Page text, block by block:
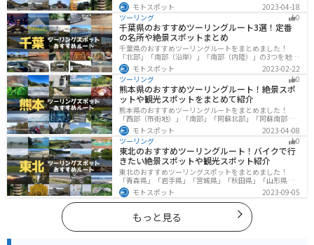
す。豊かな自然と歴史的な観光スポット、山と海どちら
も堪能できるスポットが多数あります。バイクで山形県
にツーリングに行く際は参考にしてください。
モトスポット
2023-04-18
ツーリング
0
千葉県のおすすめツーリングルート3選！定番
の名所や絶景スポットまとめ
千葉県のおすすめツーリングルートをまとめました！
「北部」「南部（沿岸）」「南部（内陸）」の3つを地域
別で紹介します！千葉は首都圏からのアクセスも良く、
海と山どちらも堪能できるのでツーリングには最適な場
所です。
モトスポット
2023-02-22
ツーリング
0
熊本県のおすすめツーリングルート！絶景スポ
ットや観光スポットをまとめて紹介
熊本県のおすすめツーリングルートをまとめました！
「西部（市街地）」「南部」「阿蘇北部」「阿蘇南部」
の4つのルート紹介します。阿蘇山や天草諸島をはじめと
した豊かな自然や、熊本城や水前寺成趣園など歴史ある
観光スポットが多数あり、様々な楽しみ方ができます。
バイクで熊本県にツーリングに行く際は参考にしてくだ
さい。
モトスポット
2023-04-08
ツーリング
0
東北のおすすめツーリングルート！バイクで行
きたい絶景スポットや観光スポット紹介
東北のおすすめツーリングスポットをまとめました！
「青森県」「岩手県」「宮城県」「秋田県」「山形県」
「福島県」の各県の観光地紹介します。自然豊かな山々
や湖、温泉地が点在し、四季折々の景色を楽しめるスポ
ットが多数あります。バイクで東北にツーリングに行く
際は参考にしてください。
モトスポット 2023-09-05
もっと見る